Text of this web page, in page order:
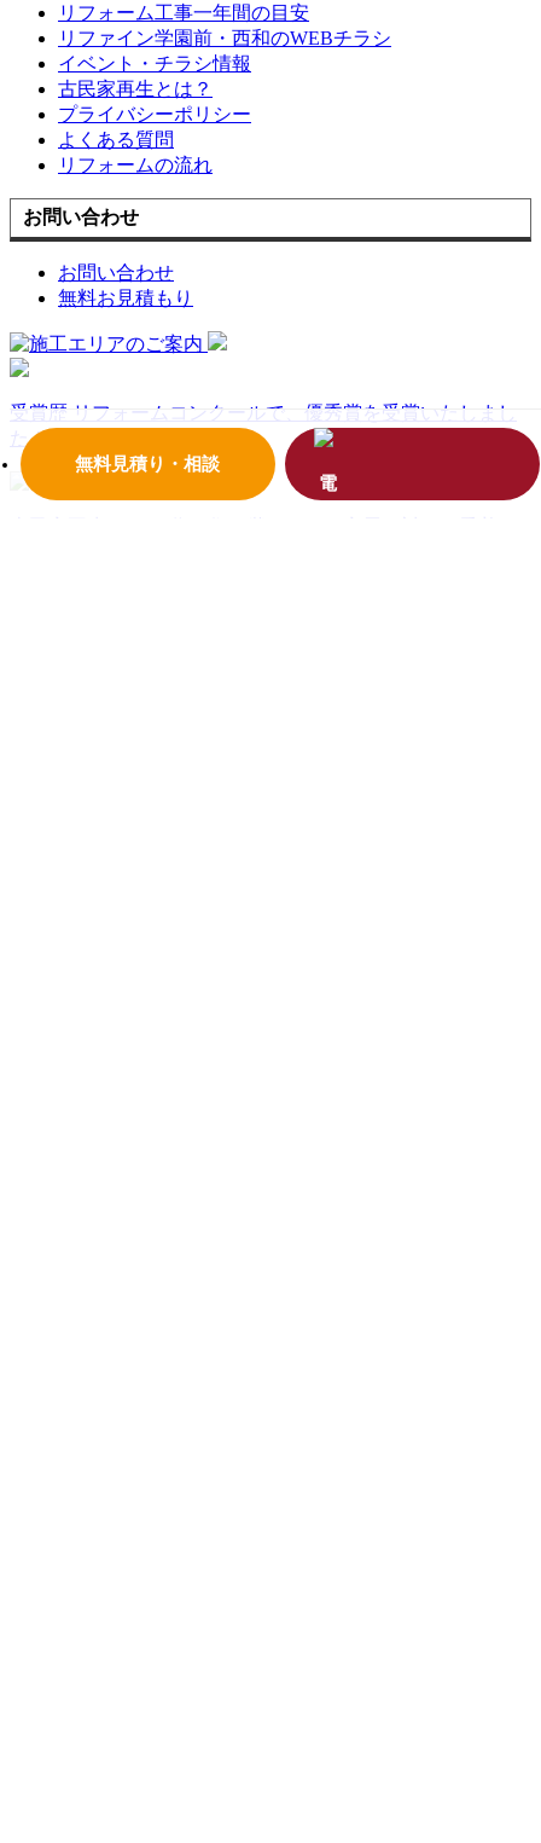
無料見積り・相談
リフォーム工事一年間の目安
リファイン学園前・西和のWEBチラシ
イベント・チラシ情報
古民家再生とは？
プライバシーポリシー
よくある質問
リフォームの流れ
お問い合わせ
お問い合わせ
無料お見積もり
受賞歴 リフォームコンクールで、優秀賞を受賞いたしまし
た！